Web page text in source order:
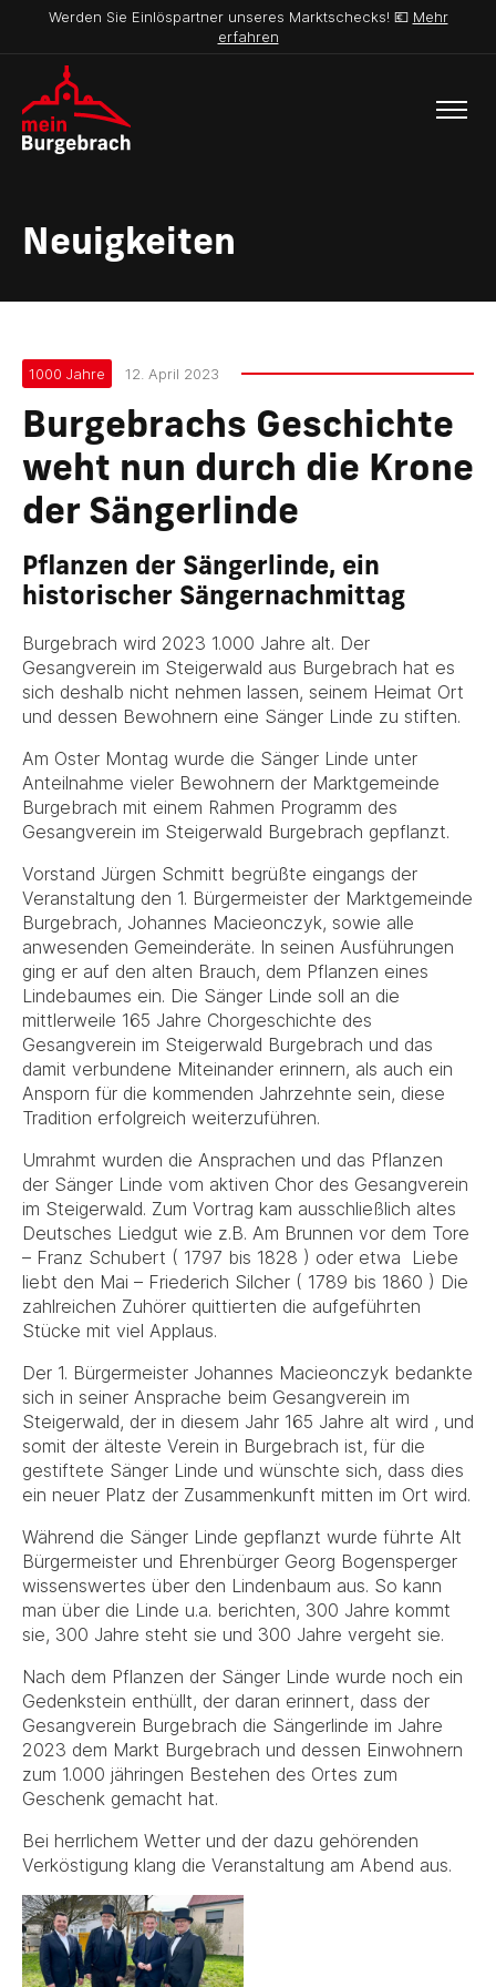
Werden Sie Einlöspartner unseres Marktschecks! 💶 Mehr
erfahren
Neuigkeiten
1000 Jahre 12. April 2023
Burgebrachs Geschichte
weht nun durch die Krone
der Sängerlinde
Pflanzen der Sängerlinde, ein
historischer Sängernachmittag
Burgebrach wird 2023 1.000 Jahre alt. Der
Gesangverein im Steigerwald aus Burgebrach hat es
sich deshalb nicht nehmen lassen, seinem Heimat Ort
und dessen Bewohnern eine Sänger Linde zu stiften.
Am Oster Montag wurde die Sänger Linde unter
Anteilnahme vieler Bewohnern der Marktgemeinde
Burgebrach mit einem Rahmen Programm des
Gesangverein im Steigerwald Burgebrach gepflanzt.
Vorstand Jürgen Schmitt begrüßte eingangs der
Veranstaltung den 1. Bürgermeister der Marktgemeinde
Burgebrach, Johannes Macieonczyk, sowie alle
anwesenden Gemeinderäte. In seinen Ausführungen
ging er auf den alten Brauch, dem Pflanzen eines
Lindebaumes ein. Die Sänger Linde soll an die
mittlerweile 165 Jahre Chorgeschichte des
Gesangverein im Steigerwald Burgebrach und das
damit verbundene Miteinander erinnern, als auch ein
Ansporn für die kommenden Jahrzehnte sein, diese
Tradition erfolgreich weiterzuführen.
Umrahmt wurden die Ansprachen und das Pflanzen
der Sänger Linde vom aktiven Chor des Gesangverein
im Steigerwald. Zum Vortrag kam ausschließlich altes
Deutsches Liedgut wie z.B. Am Brunnen vor dem Tore
– Franz Schubert ( 1797 bis 1828 ) oder etwa Liebe
liebt den Mai – Friederich Silcher ( 1789 bis 1860 ) Die
zahlreichen Zuhörer quittierten die aufgeführten
Stücke mit viel Applaus.
Der 1. Bürgermeister Johannes Macieonczyk bedankte
sich in seiner Ansprache beim Gesangverein im
Steigerwald, der in diesem Jahr 165 Jahre alt wird , und
somit der älteste Verein in Burgebrach ist, für die
gestiftete Sänger Linde und wünschte sich, dass dies
ein neuer Platz der Zusammenkunft mitten im Ort wird.
Während die Sänger Linde gepflanzt wurde führte Alt
Bürgermeister und Ehrenbürger Georg Bogensperger
wissenswertes über den Lindenbaum aus. So kann
man über die Linde u.a. berichten, 300 Jahre kommt
sie, 300 Jahre steht sie und 300 Jahre vergeht sie.
Nach dem Pflanzen der Sänger Linde wurde noch ein
Gedenkstein enthüllt, der daran erinnert, dass der
Gesangverein Burgebrach die Sängerlinde im Jahre
2023 dem Markt Burgebrach und dessen Einwohnern
zum 1.000 jähringen Bestehen des Ortes zum
Geschenk gemacht hat.
Bei herrlichem Wetter und der dazu gehörenden
Verköstigung klang die Veranstaltung am Abend aus.